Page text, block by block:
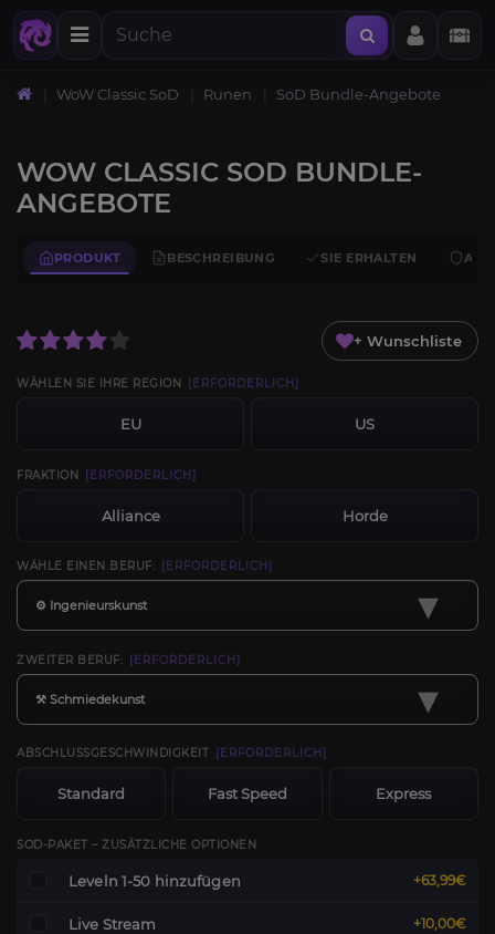
WoW Classic SoD Runen SoD Bundle-Angebote
WOW CLASSIC SOD BUNDLE-
ANGEBOTE
PRODUKT BESCHREIBUNG SIE ERHALTEN
+ Wunschliste
WÄHLEN SIE IHRE REGION [ERFORDERLICH]
EU US
FRAKTION [ERFORDERLICH]
Alliance Horde
WÄHLE EINEN BERUF: [ERFORDERLICH]
⚙️ Ingenieurskunst ▾
ZWEITER BERUF: [ERFORDERLICH]
⚒️ Schmiedekunst ▾
ABSCHLUSSGESCHWINDIGKEIT [ERFORDERLICH]
Standard Fast Speed Express
SOD-PAKET – ZUSÄTZLICHE OPTIONEN
Leveln 1-50 hinzufügen +63,99€
Live Stream +10,00€